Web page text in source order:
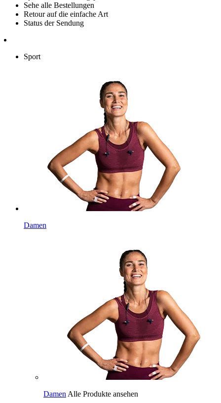
Sehe alle Bestellungen
Retour auf die einfache Art
Status der Sendung
Sport
Damen
Damen Alle Produkte ansehen